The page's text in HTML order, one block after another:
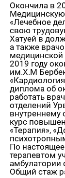
Окончила в
«Лечебное
свою
Хатуей в
а также
2019 году
им.Х.М
диплома об
работать
отделений
внутреннему
курс
«Терапия»,
По
терапевтом
амбулатории
Общий стаж